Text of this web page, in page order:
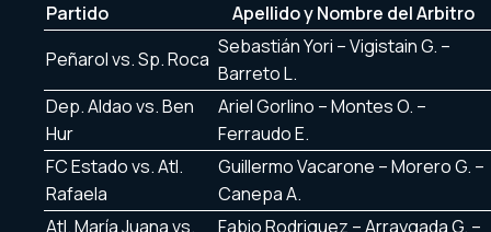
Partido
Apellido y Nombre del Arbitro
Peñarol vs. Sp. Roca
Sebastián Yori – Vigistain G. –
Barreto L.
Dep. Aldao vs. Ben
Hur
Ariel Gorlino – Montes O. –
Ferraudo E.
FC Estado vs. Atl.
Rafaela
Guillermo Vacarone – Morero G. –
Canepa A.
Atl. María Juana vs.
Fabio Rodriguez – Arraygada G. –